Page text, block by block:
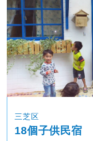
三芝区
18個子供民宿